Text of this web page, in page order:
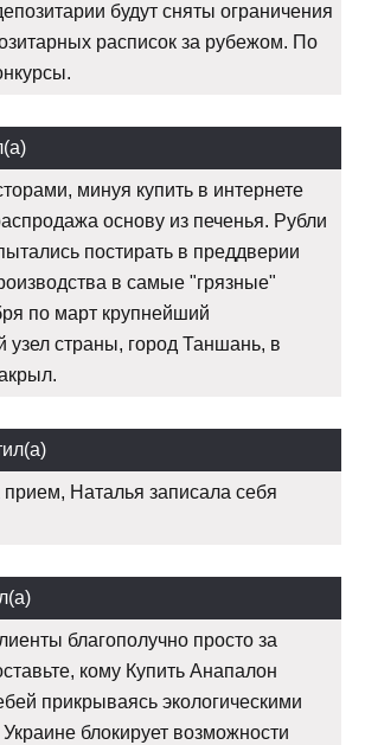
будут сняты ограничения
расписок за рубежом. По
минуя купить в интернете
основу из печенья. Рубли
постирать в преддверии
в самые "грязные"
по март крупнейший
узел страны, город Таншань, в
прием, Наталья записала себя
благополучно просто за
кому Купить Анапалон
прикрываясь экологическими
блокирует возможности